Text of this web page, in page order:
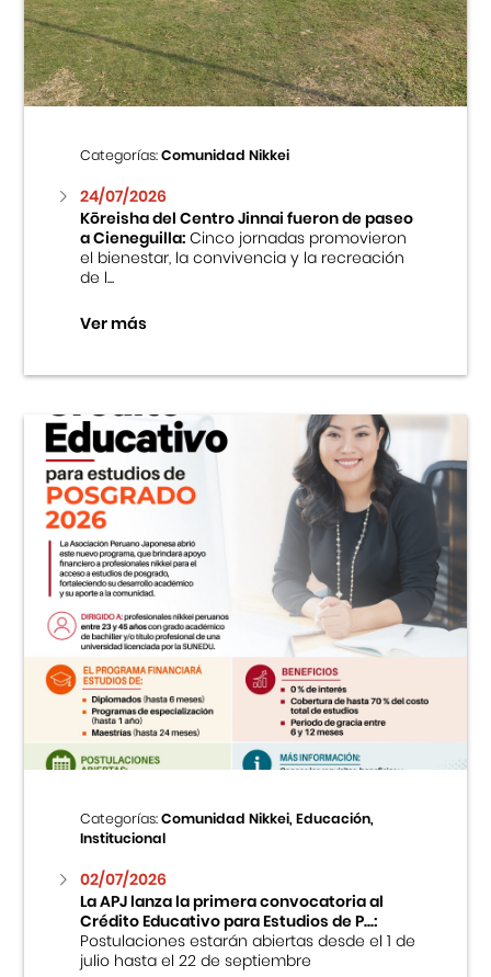
Centro Cultural Peruano Japonés
Cursos
Museo de la Inmigración Japonesa
Fondo Editorial
Teatro Peruano Japonés
Categorías:Comunidad Nikkei
24/07/2026
Kōreisha del Centro Jinnai fueron de paseo
a Cieneguilla:Cinco jornadas promovieron
el bienestar, la convivencia y la recreación
de l...
Ver más
Categorías:Comunidad Nikkei, Educación,
Institucional
02/07/2026
La APJ lanza la primera convocatoria al
Crédito Educativo para Estudios de P...:
Postulaciones estarán abiertas desde el 1 de
julio hasta el 22 de septiembre